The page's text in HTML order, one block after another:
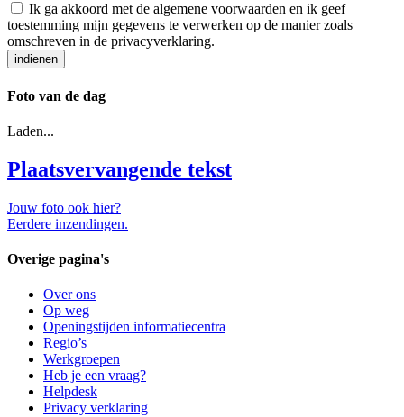
Ik ga akkoord met de algemene voorwaarden en ik geef
toestemming mijn gegevens te verwerken op de manier zoals
omschreven in de privacyverklaring.
indienen
Foto van de dag
Laden...
Plaatsvervangende tekst
Jouw foto ook hier?
Eerdere inzendingen.
Overige pagina's
Over ons
Op weg
Openingstijden informatiecentra
Regio’s
Werkgroepen
Heb je een vraag?
Helpdesk
Privacy verklaring